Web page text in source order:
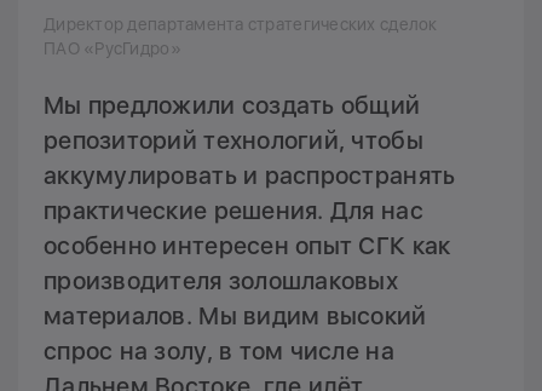
Директор департамента стратегических сделок
ПАО «РусГидро»
Мы предложили создать общий
репозиторий технологий, чтобы
аккумулировать и распространять
практические решения. Для нас
особенно интересен опыт СГК как
производителя золошлаковых
материалов. Мы видим высокий
спрос на золу, в том числе на